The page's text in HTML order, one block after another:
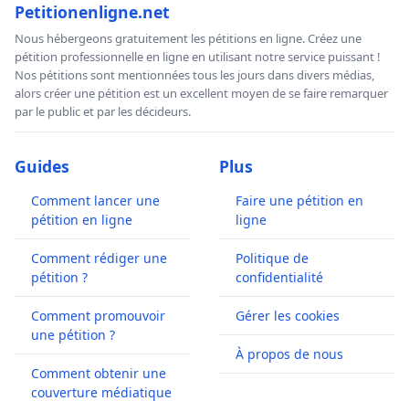
Petitionenligne.net
Nous hébergeons gratuitement les pétitions en ligne. Créez une
pétition professionnelle en ligne en utilisant notre service puissant !
Nos pétitions sont mentionnées tous les jours dans divers médias,
alors créer une pétition est un excellent moyen de se faire remarquer
par le public et par les décideurs.
Guides
Comment lancer une
pétition en ligne
Comment rédiger une
pétition ?
Comment promouvoir
une pétition ?
Comment obtenir une
couverture médiatique
Plus
Faire une pétition en
ligne
Politique de
confidentialité
Gérer les cookies
À propos de nous